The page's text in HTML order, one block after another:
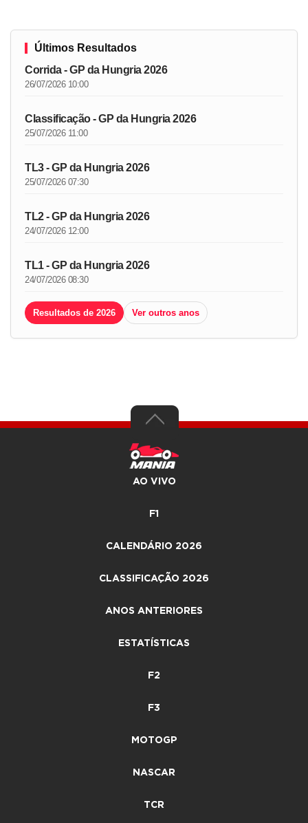
Últimos Resultados
Corrida - GP da Hungria 2026
26/07/2026 10:00
Classificação - GP da Hungria 2026
25/07/2026 11:00
TL3 - GP da Hungria 2026
25/07/2026 07:30
TL2 - GP da Hungria 2026
24/07/2026 12:00
TL1 - GP da Hungria 2026
24/07/2026 08:30
Resultados de 2026 Ver outros anos
AO VIVO
F1
CALENDÁRIO 2026
CLASSIFICAÇÃO 2026
ANOS ANTERIORES
ESTATÍSTICAS
F2
F3
MOTOGP
NASCAR
TCR